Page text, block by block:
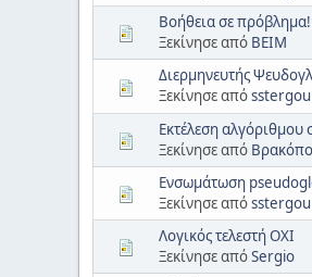
Βοήθεια σε πρόβλημα!
Ξεκίνησε από ΒΕΙΜ
Διερμηνευτής
Ξεκίνησε απόsstergou
Εκτέλεση αλγόριθμου
Ξεκίνησε από
Ενσωμάτωση
Ξεκίνησε απόsstergou
Λογικός τελεστή ΟΧΙ
Ξεκίνησε απόSergio